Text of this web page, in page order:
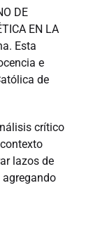
DE
EN LA
Esta
e
de
crítico
lazos de